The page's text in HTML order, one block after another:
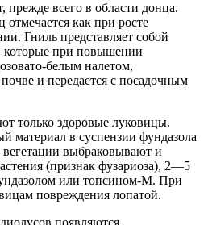
прежде всего в области донца.
отмечается как при росте
Гниль представляет собой
которые при повышении
белым налетом,
почве и передается с посадочным
только здоровые луковицы.
материал в суспензии фундазола
выбраковывают и
(признак фузариоза), 2—5
или топсином-М. При
повреждения лопатой.